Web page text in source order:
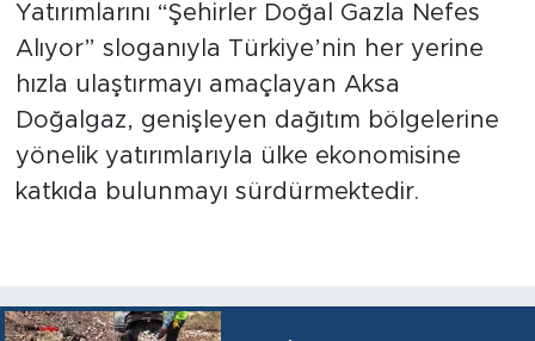
Yatırımlarını “Şehirler Doğal Gazla Nefes
Alıyor” sloganıyla Türkiye’nin her yerine
hızla ulaştırmayı amaçlayan Aksa
Doğalgaz, genişleyen dağıtım bölgelerine
yönelik yatırımlarıyla ülke ekonomisine
katkıda bulunmayı sürdürmektedir.